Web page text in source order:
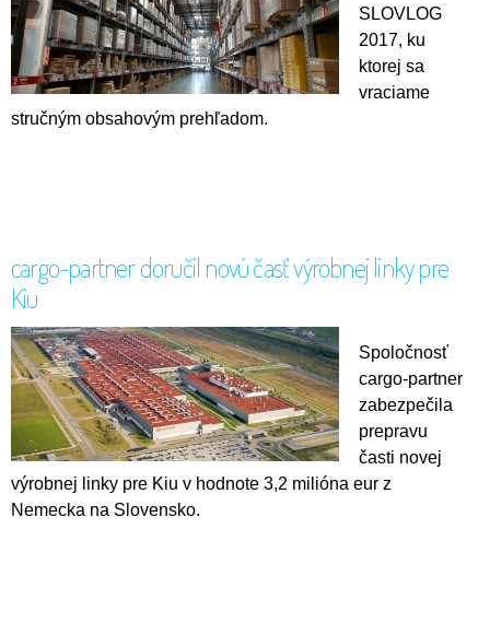
SLOVLOG
2017, ku
ktorej sa
vraciame
stručným obsahovým prehľadom.
cargo-partner doručil novú časť výrobnej linky pre
Kiu
Spoločnosť
cargo-partner
zabezpečila
prepravu
časti novej
výrobnej linky pre Kiu v hodnote 3,2 milióna eur z
Nemecka na Slovensko.